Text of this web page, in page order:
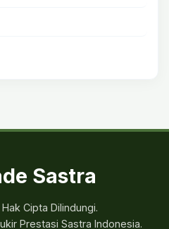
Sastra
Cipta Dilindungi.
Prestasi Sastra Indonesia.